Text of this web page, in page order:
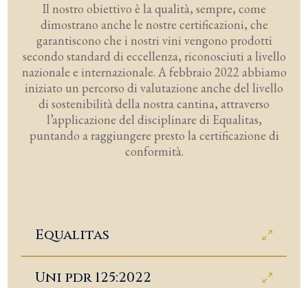
Il nostro obiettivo è la qualità, sempre, come
dimostrano anche le nostre certificazioni, che
garantiscono che i nostri vini vengono prodotti
secondo standard di eccellenza, riconosciuti a livello
nazionale e internazionale. A febbraio 2022 abbiamo
iniziato un percorso di valutazione anche del livello
di sostenibilità della nostra cantina, attraverso
l’applicazione del disciplinare di Equalitas,
puntando a raggiungere presto la certificazione di
conformità.
Equalitas
Uni pdr 125:2022